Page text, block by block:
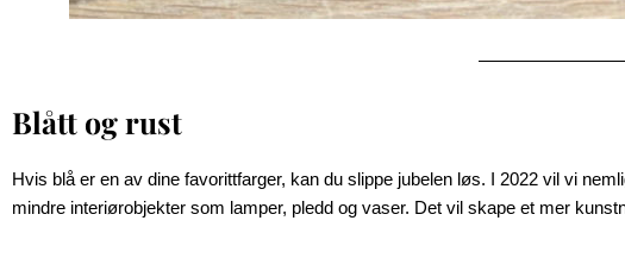
Blått og rust
Hvis blå er en av dine favorittfarger, kan du slippe jubelen løs. I 2022 vil vi
mindre interiørobjekter som lamper, pledd og vaser. Det vil skape et mer